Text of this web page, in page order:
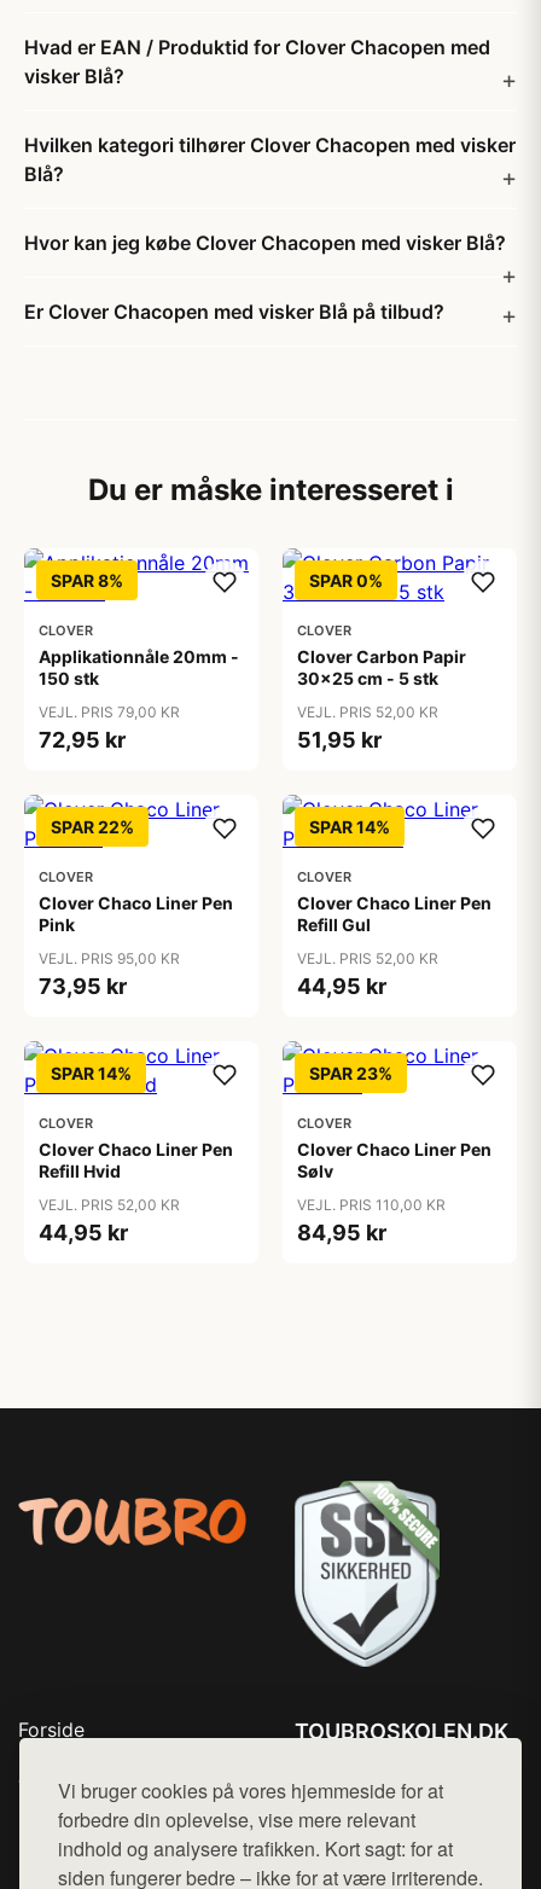
Vi bruger cookies på vores hjemmeside for at
forbedre din oplevelse, vise mere relevant
indhold og analysere trafikken. Kort sagt: for at
siden fungerer bedre – ikke for at være irriterende.
Hvad er EAN / Produktid for Clover Chacopen med
visker Blå?
Hvilken kategori tilhører Clover Chacopen med visker
Blå?
Hvor kan jeg købe Clover Chacopen med visker Blå?
Er Clover Chacopen med visker Blå på tilbud?
Du er måske interesseret i
SPAR 8%
CLOVER
Applikationnåle 20mm -
150 stk
VEJL. PRIS 79,00 KR
72,95 kr
SPAR 0%
CLOVER
Clover Carbon Papir
30x25 cm - 5 stk
VEJL. PRIS 52,00 KR
51,95 kr
SPAR 22%
CLOVER
Clover Chaco Liner Pen
Pink
VEJL. PRIS 95,00 KR
73,95 kr
SPAR 14%
CLOVER
Clover Chaco Liner Pen
Refill Gul
VEJL. PRIS 52,00 KR
44,95 kr
SPAR 14%
CLOVER
Clover Chaco Liner Pen
Refill Hvid
VEJL. PRIS 52,00 KR
44,95 kr
SPAR 23%
CLOVER
Clover Chaco Liner Pen
Sølv
VEJL. PRIS 110,00 KR
84,95 kr
Forside
Top Rabatter
Blog
Kontakt
TOUBROSKOLEN.DK
Mail: hej@want.dk
Cookie- og privatlivspolitik